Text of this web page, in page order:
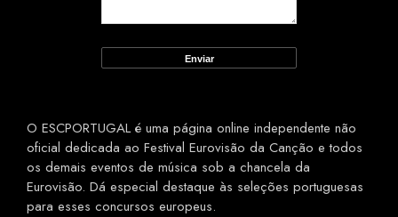
O ESCPORTUGAL é uma página online independente não
oficial dedicada ao Festival Eurovisão da Canção e todos
os demais eventos de música sob a chancela da
Eurovisão. Dá especial destaque às seleções portuguesas
para esses concursos europeus.